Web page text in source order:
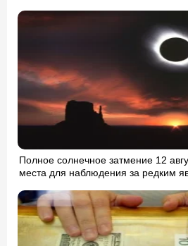
Полное солнечное затмение 12
места для наблюдения за редким